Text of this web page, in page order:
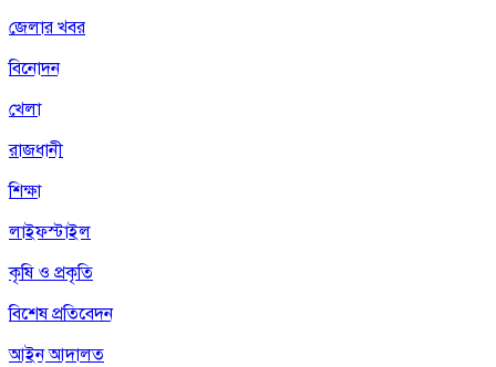
জেলার খবর
বিনোদন
খেলা
রাজধানী
শিক্ষা
লাইফস্টাইল
কৃষি ও প্রকৃতি
বিশেষ প্রতিবেদন
আইন আদালত